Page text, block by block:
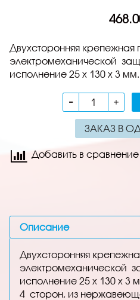
Двухсторонняя крепежная
электромеханической
исполнение 25 x 130 x 3 мм.
ЗАКАЗ В
Добавить в сравнение
Описание
Двухсторонняя
электромеханической
исполнение 25 x 130 x 3
4 сторон, из